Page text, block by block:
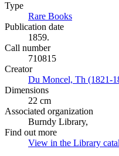
Type
Rare Books
Publication date
1859.
Call number
710815
Creator
Du Moncel, Th (1821-
Dimensions
22 cm
Associated organization
Burndy Library,
Find out more
View in the Library